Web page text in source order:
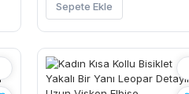
Sepete Ekle